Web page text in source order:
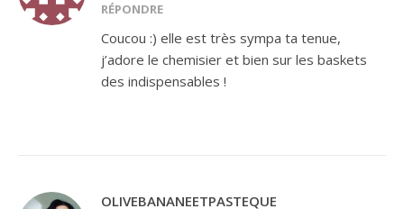
RÉPONDRE
Coucou :) elle est très sympa ta tenue,
j’adore le chemisier et bien sur les baskets
des indispensables !
OLIVEBANANEETPASTEQUE